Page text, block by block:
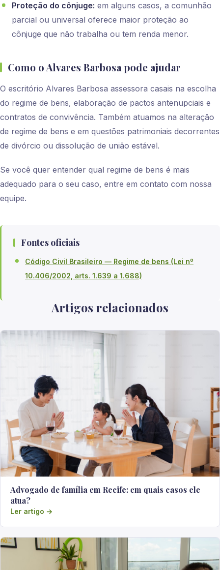
Proteção do cônjuge: em alguns casos, a comunhão
parcial ou universal oferece maior proteção ao
cônjuge que não trabalha ou tem renda menor.
Como o Alvares Barbosa pode ajudar
O escritório Alvares Barbosa assessora casais na escolha
do regime de bens, elaboração de pactos antenupciais e
contratos de convivência. Também atuamos na alteração
de regime de bens e em questões patrimoniais decorrentes
de divórcio ou dissolução de união estável.
Se você quer entender qual regime de bens é mais
adequado para o seu caso, entre em contato com nossa
equipe.
Fontes oficiais
Código Civil Brasileiro — Regime de bens (Lei nº
10.406/2002, arts. 1.639 a 1.688)
Artigos relacionados
Advogado de família em Recife: em quais casos ele
atua?
Ler artigo →